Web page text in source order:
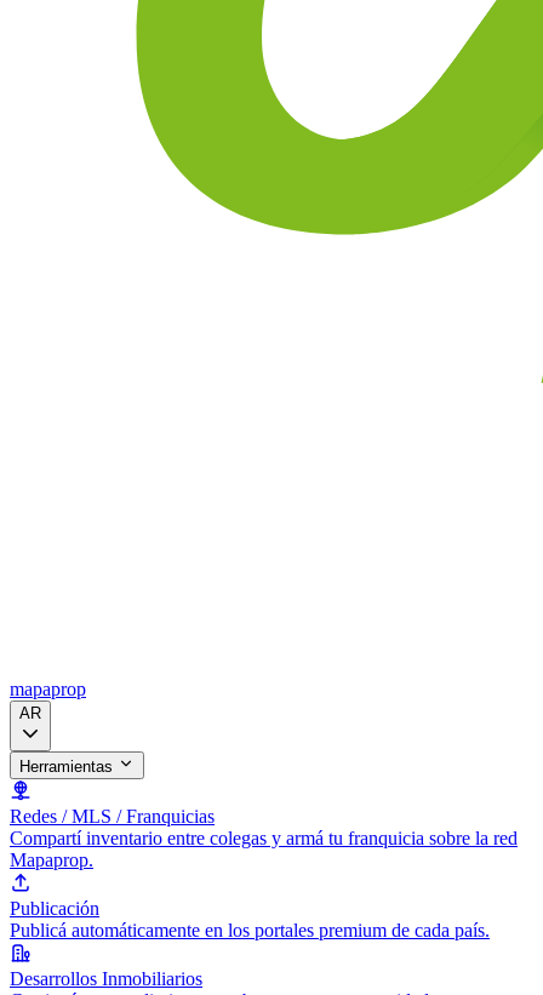
mapaprop
AR
Herramientas
Redes / MLS / Franquicias
Compartí inventario entre colegas y armá tu franquicia sobre la red
Mapaprop.
Publicación
Publicá automáticamente en los portales premium de cada país.
Desarrollos Inmobiliarios